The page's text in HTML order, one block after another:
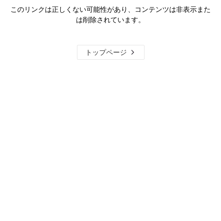
このリンクは正しくない可能性があり、コンテンツは非表示また
は削除されています。
トップページ